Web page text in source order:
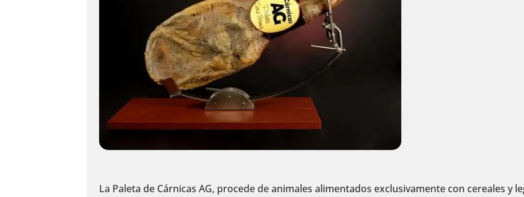
La Paleta de Cárnicas AG, procede de animales alimentados exclusivamente con cereales y